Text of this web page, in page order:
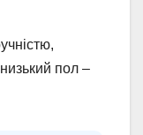
пол –